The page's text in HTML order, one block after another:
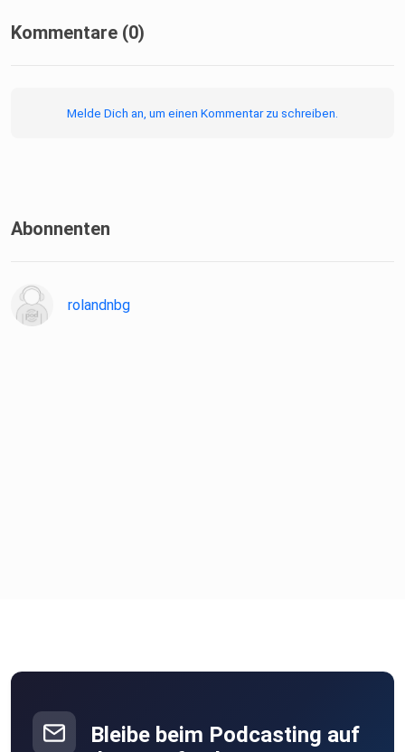
Kommentare (0)
Melde Dich an, um einen Kommentar zu schreiben.
Abonnenten
rolandnbg
Bleibe beim Podcasting auf